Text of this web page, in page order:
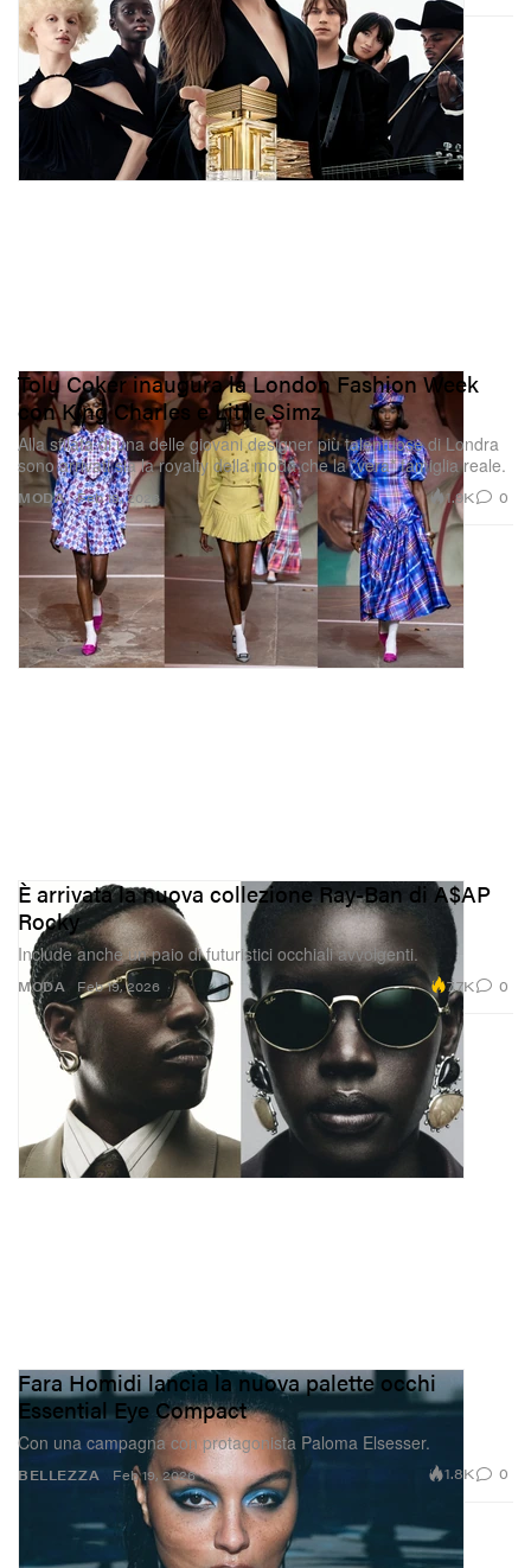
MODA
Tolu Coker inaugura la London Fashion Week
con King Charles e Little Simz
Alla sfilata di una delle giovani designer più talentuose di Londra
sono arrivati sia la royalty della moda che la *vera* famiglia reale.
Feb 19, 2026 1.9K 0
MODA
È arrivata la nuova collezione Ray-Ban di A$AP
Rocky
Include anche un paio di futuristici occhiali avvolgenti.
Feb 19, 2026 7.7K 0
BELLEZZA
Fara Homidi lancia la nuova palette occhi
Essential Eye Compact
Con una campagna con protagonista Paloma Elsesser.
Feb 19, 2026 1.8K 0